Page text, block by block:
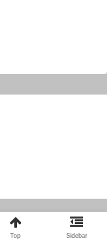
Top Sidebar